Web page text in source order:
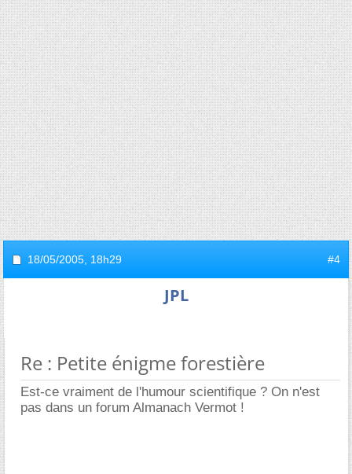
18/05/2005, 18h29 #4
JPL
Re : Petite énigme forestière
Est-ce vraiment de l'humour scientifique ? On n'est
pas dans un forum Almanach Vermot !